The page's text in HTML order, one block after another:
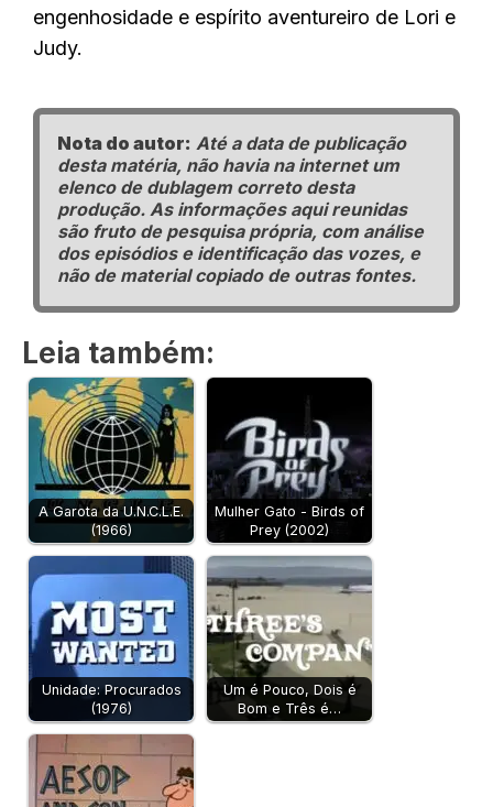
engenhosidade e espírito aventureiro de Lori e
Judy.
Nota do autor: Até a data de publicação
desta matéria, não havia na internet um
elenco de dublagem correto desta
produção. As informações aqui reunidas
são fruto de pesquisa própria, com análise
dos episódios e identificação das vozes, e
não de material copiado de outras fontes.
Leia também:
A Garota da U.N.C.L.E.
(1966)
Mulher Gato - Birds of
Prey (2002)
Unidade: Procurados
(1976)
Um é Pouco, Dois é
Bom e Três é…